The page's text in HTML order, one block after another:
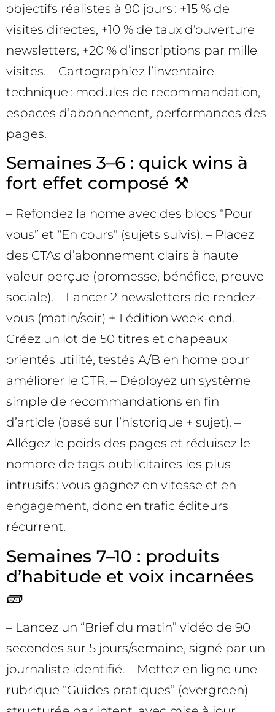
objectifs réalistes à 90 jours : +15 % de
visites directes, +10 % de taux d’ouverture
newsletters, +20 % d’inscriptions par mille
visites. – Cartographiez l’inventaire
technique : modules de recommandation,
espaces d’abonnement, performances des
pages.
Semaines 3–6 : quick wins à
fort effet composé ⚒️
– Refondez la home avec des blocs “Pour
vous” et “En cours” (sujets suivis). – Placez
des CTAs d’abonnement clairs à haute
valeur perçue (promesse, bénéfice, preuve
sociale). – Lancer 2 newsletters de rendez-
vous (matin/soir) + 1 édition week-end. –
Créez un lot de 50 titres et chapeaux
orientés utilité, testés A/B en home pour
améliorer le CTR. – Déployez un système
simple de recommandations en fin
d’article (basé sur l’historique + sujet). –
Allégez le poids des pages et réduisez le
nombre de tags publicitaires les plus
intrusifs : vous gagnez en vitesse et en
engagement, donc en trafic éditeurs
récurrent.
Semaines 7–10 : produits
d’habitude et voix incarnées
🧱
– Lancez un “Brief du matin” vidéo de 90
secondes sur 5 jours/semaine, signé par un
journaliste identifié. – Mettez en ligne une
rubrique “Guides pratiques” (evergreen)